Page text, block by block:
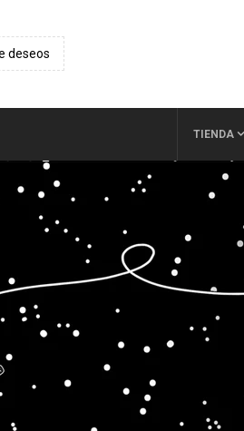
deseos
TIENDA